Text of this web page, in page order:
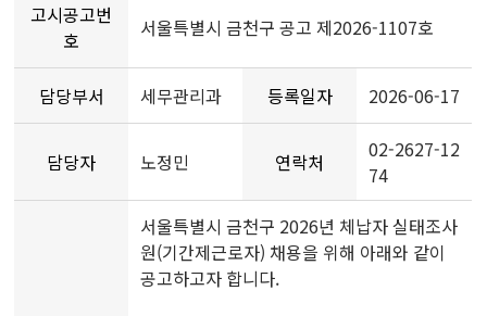
고시공고번
호
서울특별시 금천구 공고 제2026-1107호
담당부서 세무관리과 등록일자 2026-06-17
담당자 노정민 연락처
02-2627-12
74
서울특별시 금천구 2026년 체납자 실태조사
원(기간제근로자) 채용을 위해 아래와 같이
공고하고자 합니다.